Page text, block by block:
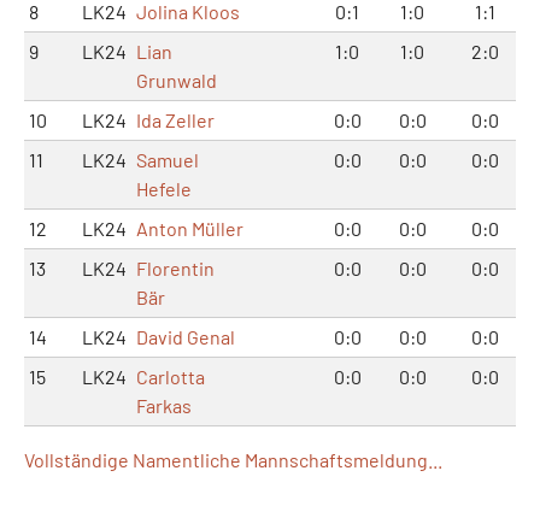
8 LK24 Jolina Kloos 0:1 1:0
1:1
9
LK24 Lian
Grunwald
1:0 1:0 2:0
10 LK24 Ida Zeller 0:0 0:0
0:0
11
LK24 Samuel
Hefele
0:0 0:0 0:0
12 LK24 Anton Müller 0:0 0:0
0:0
13
LK24 Florentin
Bär
0:0 0:0 0:0
14 LK24 David Genal 0:0 0:0
0:0
15
LK24 Carlotta
Farkas
0:0 0:0 0:0
Vollständige Namentliche Mannschaftsmeldung...